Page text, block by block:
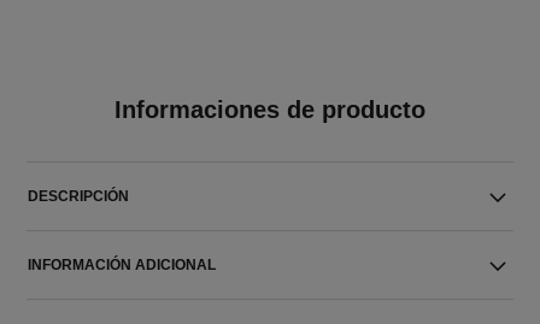
Informaciones de producto
DESCRIPCIÓN
INFORMACIÓN ADICIONAL